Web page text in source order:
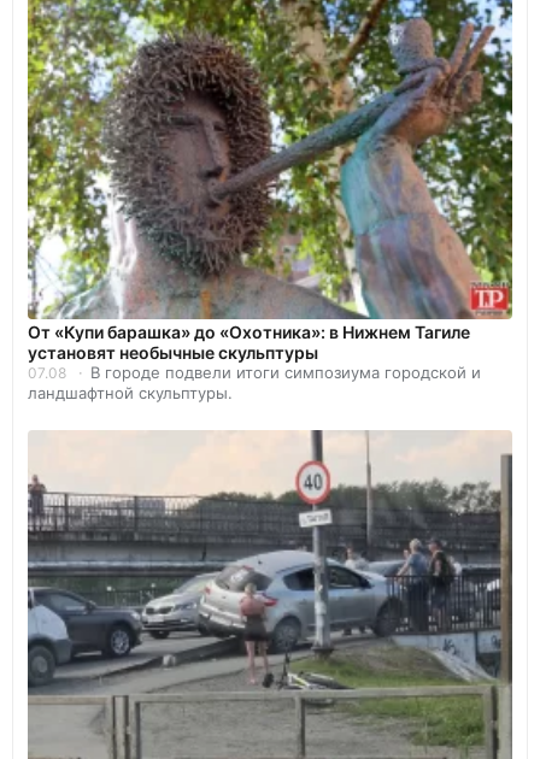
От «Купи барашка» до «Охотника»: в Нижнем Тагиле
установят необычные скульптуры
07.08
В городе подвели итоги симпозиума городской и
ландшафтной скульптуры.